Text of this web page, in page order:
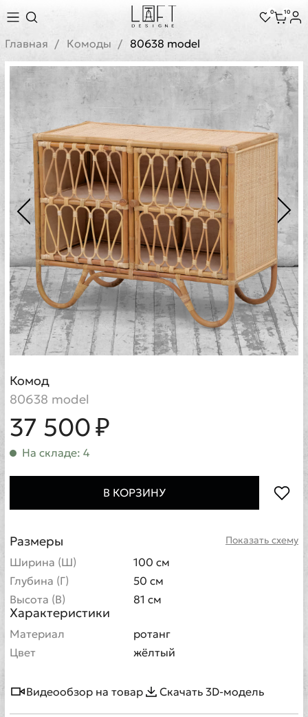
0 10
Главная Комоды 80638 model
Комод
80638 model
37 500 ₽
На складе: 4
В КОРЗИНУ
Показать схему
Размеры
Ширина (Ш)
100 см
Глубина (Г)
50 см
Высота (В)
81 см
Характеристики
Материал
ротанг
Цвет
жёлтый
Видеообзор на товар Скачать 3D-модель